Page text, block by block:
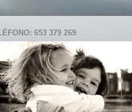
653 379 269